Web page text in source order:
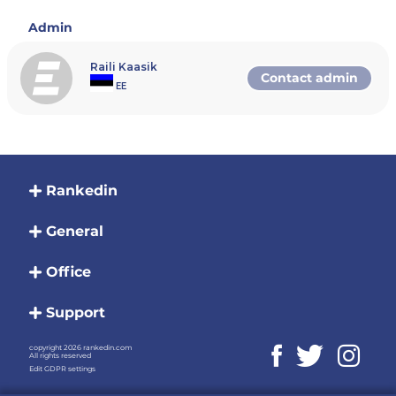
PS! Tegemist on turniiride sarjaga.
Kokku toimub mõlemas asukohas 8
etappi. Finaal peetakse Padelstar
muudatusi.
NB! Kohast loobumisel peale
Admin
Raili Kaasik
EE
Contact admin
Rankedin
General
Office
Support
copyright 2026 rankedin.com
All rights reserved
Edit GDPR settings